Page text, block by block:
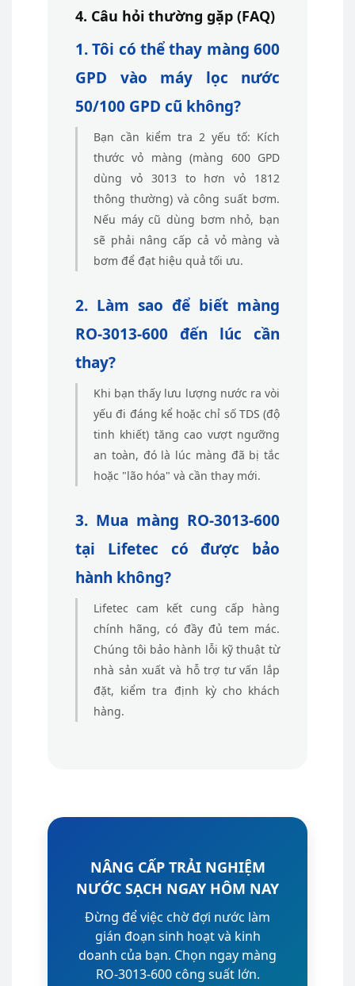
4. Câu hỏi thường gặp (FAQ)
1. Tôi có thể thay màng 600
GPD vào máy lọc nước
50/100 GPD cũ không?
Bạn cần kiểm tra 2 yếu tố: Kích
thước vỏ màng (màng 600 GPD
dùng vỏ 3013 to hơn vỏ 1812
thông thường) và công suất bơm.
Nếu máy cũ dùng bơm nhỏ, bạn
sẽ phải nâng cấp cả vỏ màng và
bơm để đạt hiệu quả tối ưu.
2. Làm sao để biết màng
RO-3013-600 đến lúc cần
thay?
Khi bạn thấy lưu lượng nước ra vòi
yếu đi đáng kể hoặc chỉ số TDS (độ
tinh khiết) tăng cao vượt ngưỡng
an toàn, đó là lúc màng đã bị tắc
hoặc "lão hóa" và cần thay mới.
3. Mua màng RO-3013-600
tại Lifetec có được bảo
hành không?
Lifetec cam kết cung cấp hàng
chính hãng, có đầy đủ tem mác.
Chúng tôi bảo hành lỗi kỹ thuật từ
nhà sản xuất và hỗ trợ tư vấn lắp
đặt, kiểm tra định kỳ cho khách
hàng.
NÂNG CẤP TRẢI NGHIỆM
NƯỚC SẠCH NGAY HÔM NAY
Đừng để việc chờ đợi nước làm
gián đoạn sinh hoạt và kinh
doanh của bạn. Chọn ngay màng
RO-3013-600 công suất lớn.